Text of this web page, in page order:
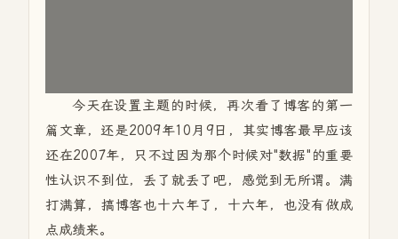
今天在设置主题的时候，再次看了博客的第一
篇文章，还是2009年10月9日，其实博客最早应该
还在2007年，只不过因为那个时候对"数据"的重要
性认识不到位，丢了就丢了吧，感觉到无所谓。满
打满算，搞博客也十六年了，十六年，也没有做成
点成绩来。